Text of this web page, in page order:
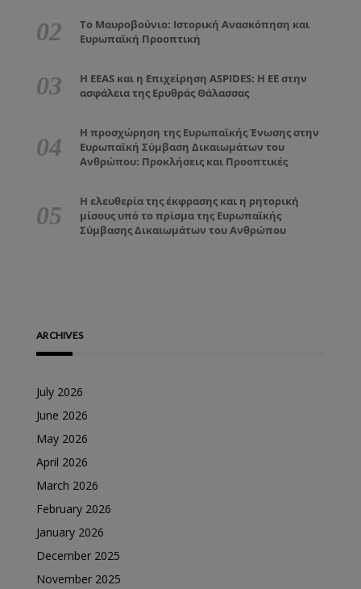
Το Μαυροβούνιο: Ιστορική Ανασκόπηση και
Ευρωπαϊκή Προοπτική
Η EEAS και η Επιχείρηση ASPIDES: Η ΕΕ στην
ασφάλεια της Ερυθράς Θάλασσας
Η προσχώρηση της Ευρωπαϊκής Ένωσης στην
Ευρωπαϊκή Σύμβαση Δικαιωμάτων του
Ανθρώπου: Προκλήσεις και Προοπτικές
Η ελευθερία της έκφρασης και η ρητορική
μίσους υπό το πρίσμα της Ευρωπαϊκής
Σύμβασης Δικαιωμάτων του Ανθρώπου
ARCHIVES
July 2026
June 2026
May 2026
April 2026
March 2026
February 2026
January 2026
December 2025
November 2025